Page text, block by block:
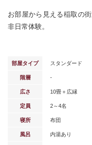
お部屋から見える稲取の
非日常体験。
部屋タイプ スタンダード
階層 -
広さ 10畳＋広縁
定員 2～4名
寝所 布団
風呂 内湯あり